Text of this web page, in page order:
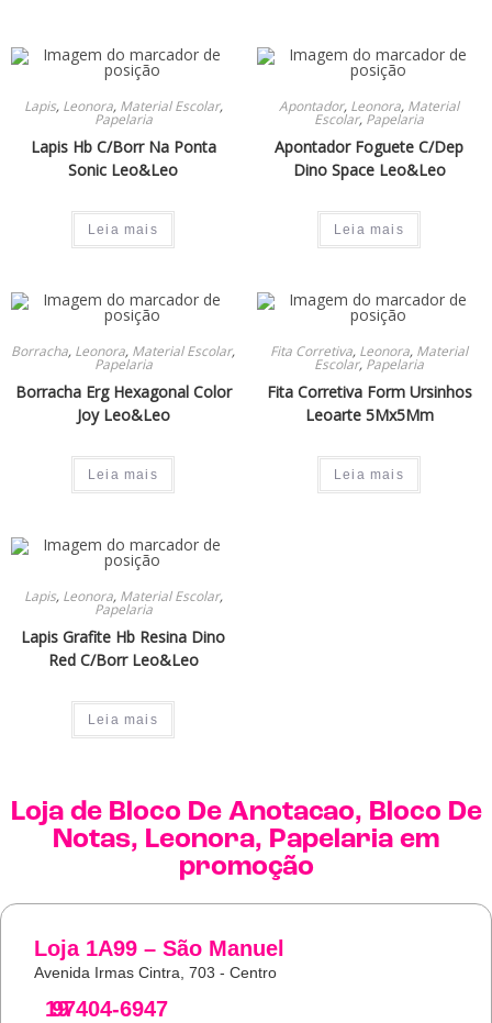
Lapis, Leonora, Material Escolar,
Papelaria
Lapis Hb C/Borr Na Ponta
Sonic Leo&Leo
Leia mais
Apontador, Leonora, Material
Escolar, Papelaria
Apontador Foguete C/Dep
Dino Space Leo&Leo
Leia mais
Borracha, Leonora, Material Escolar,
Papelaria
Borracha Erg Hexagonal Color
Joy Leo&Leo
Leia mais
Fita Corretiva, Leonora, Material
Escolar, Papelaria
Fita Corretiva Form Ursinhos
Leoarte 5Mx5Mm
Leia mais
Lapis, Leonora, Material Escolar,
Papelaria
Lapis Grafite Hb Resina Dino
Red C/Borr Leo&Leo
Leia mais
Loja de Bloco De Anotacao, Bloco De
Notas, Leonora, Papelaria em
promoção
Loja 1A99 – São Manuel
Avenida Irmas Cintra, 703 - Centro
19
97404-6947